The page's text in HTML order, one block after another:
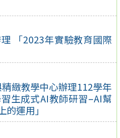
「2023年實驗教育國際
緻教學中心辦理112學年
生成式AI教師研習–AI幫
運用」